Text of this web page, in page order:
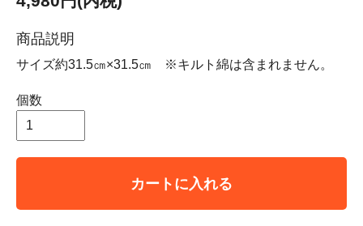
商品説明
サイズ約31.5㎝×31.5㎝ ※キルト綿は含まれません。
個数
カートに入れる